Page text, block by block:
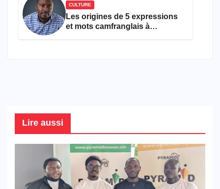
CULTURE
Les origines de 5 expressions
et mots camfranglais à
Lire aussi